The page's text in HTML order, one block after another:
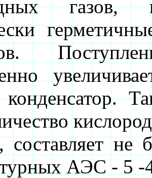
составляет не
АЭС - 5 -